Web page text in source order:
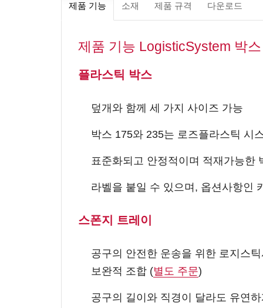
제품 기능 소재 제품 규격 다운로드
제품 기능 LogisticSystem 박스
플라스틱 박스
덮개와 함께 세 가지 사이즈 가능
박스 175와 235는 로즈플라스틱 시
표준화되고 안정적이며 적재가능한
라벨을 붙일 수 있으며, 옵션사항인
스폰지 트레이
공구의 안전한 운송을 위한 로지스
보완적 조합 (별도 주문)
공구의 길이와 직경이 달라도 유연